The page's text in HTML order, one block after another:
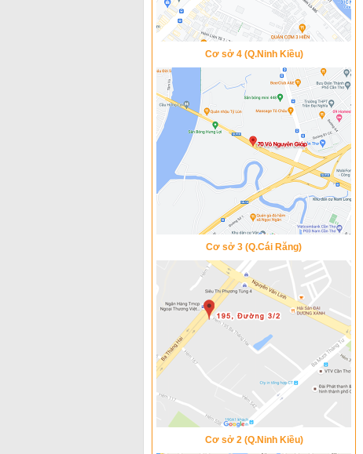
Cơ sở 4 (Q.Ninh Kiều)
Cơ sở 3 (Q.Cái Răng)
Cơ sở 2 (Q.Ninh Kiều)